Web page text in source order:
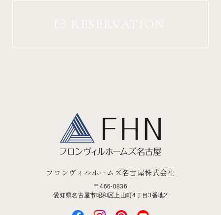
フロンヴィルホームズ名古屋株式会社
〒466-0836
愛知県名古屋市昭和区上山町4丁目3番地2